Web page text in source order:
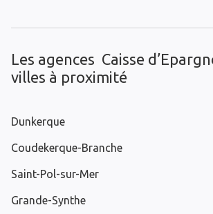
Les agences Caisse
villes à proximité
Dunkerque
Coudekerque-Branche
Saint-Pol-sur-Mer
Grande-Synthe